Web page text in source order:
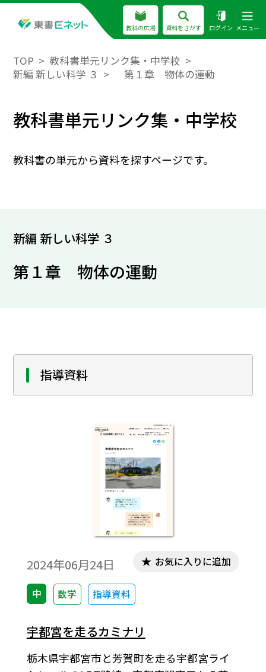
教科の広場 資料をさがす ログイン メニュー
TOP
教科書単元リンク集・中学校
新編 新しい科学 ３
第１章 物体の運動
教科書単元リンク集・中学校
教科書の単元から資料を探すページです。
新編 新しい科学 ３
第１章 物体の運動
指導資料
2024年06月24日
中 数学 指導資料
お気に入りに追加
宇都宮を走るカミナリ
栃木県宇都宮市と芳賀町を走る宇都宮ライ